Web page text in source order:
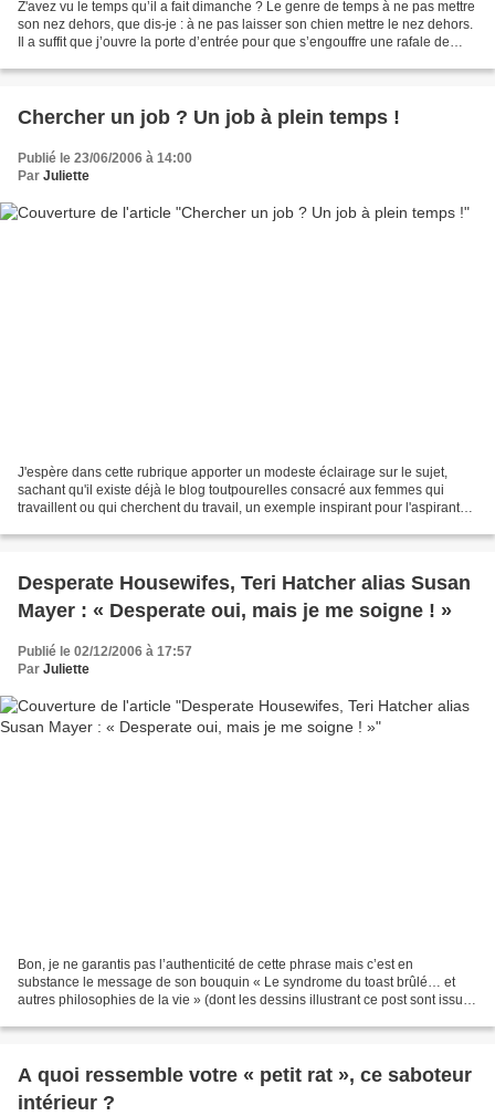
Z'avez vu le temps qu’il a fait dimanche ? Le genre de temps à ne pas mettre
son nez dehors, que dis-je : à ne pas laisser son chien mettre le nez dehors.
Il a suffit que j’ouvre la porte d’entrée pour que s’engouffre une rafale de
Chercher un job ? Un job à plein temps !
Publié le 23/06/2006 à 14:00
Par Juliette
J'espère dans cette rubrique apporter un modeste éclairage sur le sujet,
sachant qu'il existe déjà le blog toutpourelles consacré aux femmes qui
travaillent ou qui cherchent du travail, un exemple inspirant pour l'aspirant
Desperate Housewifes, Teri Hatcher alias Susan
Mayer : « Desperate oui, mais je me soigne ! »
Publié le 02/12/2006 à 17:57
Par Juliette
Bon, je ne garantis pas l’authenticité de cette phrase mais c’est en
substance le message de son bouquin « Le syndrome du toast brûlé… et
autres philosophies de la vie » (dont les dessins illustrant ce post sont issus).
A quoi ressemble votre « petit rat », ce saboteur
intérieur ?